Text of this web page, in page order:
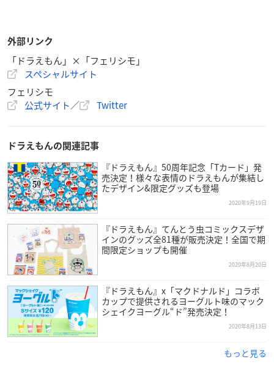
外部リンク
「ドラえもん」×「フェリシモ」
スペシャルサイト
フェリシモ
公式サイト／ Twitter
ドラえもんの関連記事
『ドラえもん』50周年記念「Tカード」発
売決定！様々な表情のドラえもんが集結し
たデザイン&限定グッズも登場
2020年9月19日
『ドラえもん』てんとう虫コミックスデザ
インのグッズ全81種が販売決定！全国で期
間限定ショップも開催
2020年8月20日
『ドラえもん』x「マクドナルド」コラボ
カップで提供されるヨーグルト味のマック
シェイクヨーグル“ド”発売決定！
2020年8月13日
もっと見る